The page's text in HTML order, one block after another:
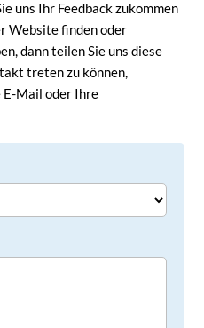
uns Ihr Feedback zukommen
Website finden oder
dann teilen Sie uns diese
treten zu können,
E-Mail oder Ihre